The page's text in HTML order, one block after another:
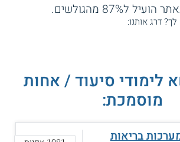
ל87% מהגולשים.
לך? דרג אותנו:
לימודי סיעוד / אחות
מוסמכת:
בריאות